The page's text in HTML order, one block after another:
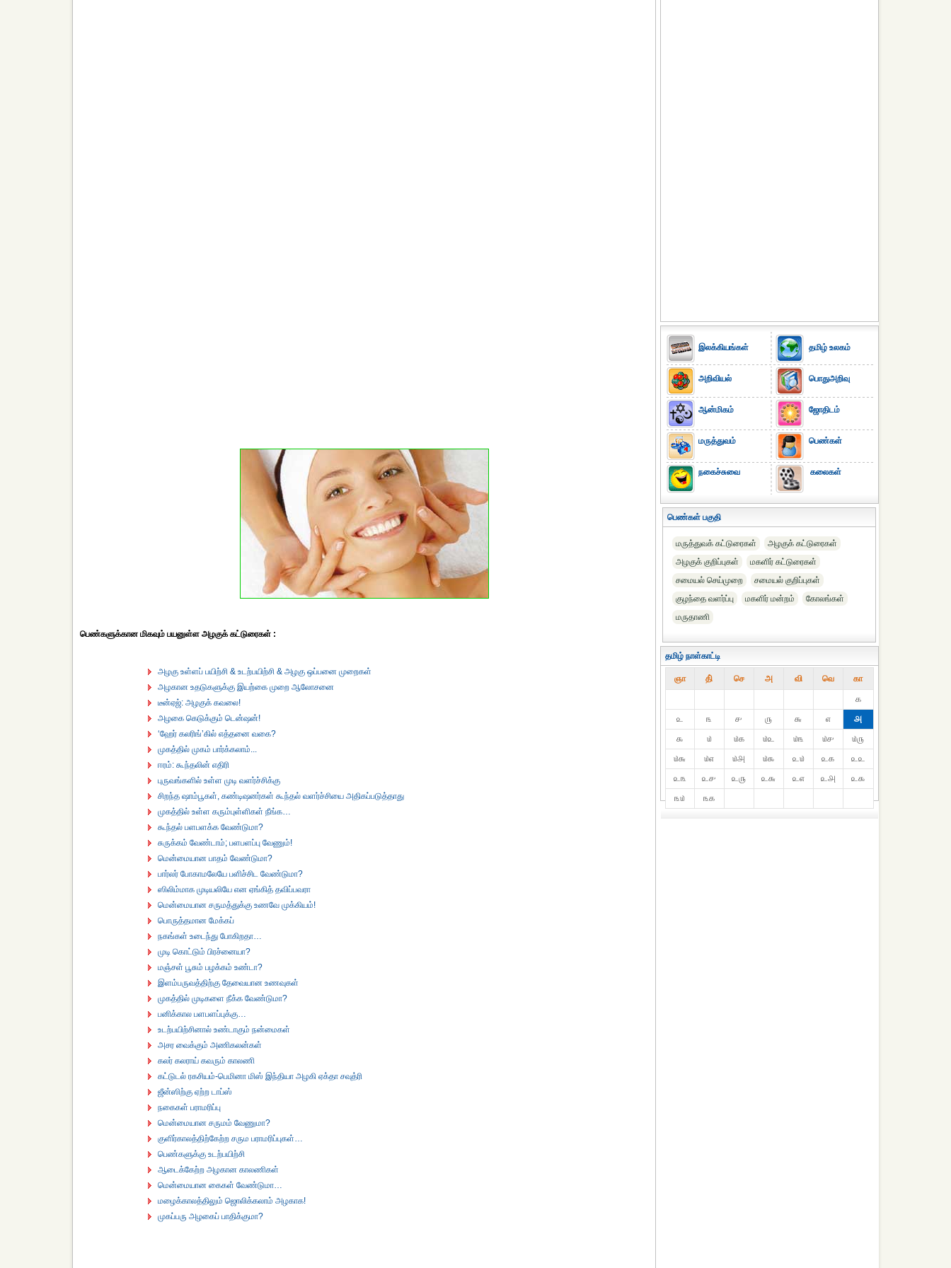
பெண்களுக்கான மிகவும் பயனுள்ள அழகுக் கட்டுரைகள் :
அழகு உள்ளப் பயிற்சி & உடற்பயிற்சி & அழகு ஒப்பனை முறைகள்
அழகான உதடுகளுக்கு இயற்கை முறை ஆலோசனை
டீன்ஏஜ்: அழகுக் கவலை!
அழகை கெடுக்கும் டென்ஷன்!
‘ஹேர் கலரிங்’கில் எத்தனை வகை?
முகத்தில் முகம் பார்க்கலாம்...
ஈரம்: கூந்தலின் எதிரி
புருவங்களில் உள்ள முடி வளர்ச்சிக்கு
சிறந்த ஷாம்பூகள், கண்டிஷனர்கள் கூந்தல் வளர்ச்சியை அதிகப்படுத்தாது
முகத்தில் உள்ள கரும்புள்ளிகள் நீங்க…
கூந்தல் பளபளக்க வேண்டுமா?
சுருக்கம் வேண்டாம்; பளபளப்பு வேணும்!
மென்மையான பாதம் வேண்டுமா?
பார்லர் போகாமலேயே பளிச்சிட வேண்டுமா?
ஸிலிம்மாக முடியலியே என ஏங்கித் தவிப்பவரா
மென்மையான சருமத்துக்கு உணவே முக்கியம்!
பொருத்தமான மேக்கப்
நகங்கள் உடைந்து போகிறதா…
முடி கொட்டும் பிரச்னையா?
மஞ்சள் பூசும் பழக்கம் உண்டா?
இளம்பருவத்திற்கு தேவையான உணவுகள்
முகத்தில் முடிகளை நீக்க வேண்டுமா?
பனிக்கால பளபளப்புக்கு…
உடற்பயிற்சினால் உண்டாகும் நன்மைகள்
அசர வைக்கும் அணிகலன்கள்
கலர் கலராய் கவரும் காலணி
கட்டுடல் ரகசியம்-பெமினா மிஸ் இந்தியா அழகி ஏக்தா சவுத்ரி
ஜீன்ஸிற்கு ஏற்ற டாப்ஸ்
நகைகள் பராமரிப்பு
மென்மையான சருமம் வேணுமா?
குளிர்காலத்திற்கேற்ற சரும பராமரிப்புகள்…
பெண்களுக்கு உடற்பயிற்சி
ஆடைக்கேற்ற அழகான காலணிகள்
மென்மையான கைகள் வேண்டுமா…
மழைக்காலத்திலும் ஜொலிக்கலாம் அழகாக!
முகப்பரு அழகைப் பாதிக்குமா?
இலக்கியங்கள்
அறிவியல்
ஆன்மிகம்
மருத்துவம்
நகைச்சுவை
தமிழ் உலகம்
பொதுஅறிவு
ஜோதிடம்
பெண்கள்
கலைகள்
பெண்கள் பகுதி
மருத்துவக் கட்டுரைகள்
அழகுக் கட்டுரைகள்
அழகுக் குறிப்புகள்
மகளிர் கட்டுரைகள்
சமையல் செய்முறை
சமையல் குறிப்புகள்
குழந்தை வளர்ப்பு
மகளிர் மன்றம்
கோலங்கள்
மருதாணி
தமிழ் நாள்காட்டி
ஞா தி் செ அ வி வெ கா
௧
௨
௩ ௪ ௫ ௬ ௭
௮
௯
௰ ௰௧ ௰௨ ௰௩ ௰௪
௰௫
௰௬
௰௭ ௰௮ ௰௯ ௨௰ ௨௧
௨௨
௨௩
௨௪ ௨௫ ௨௬ ௨௭ ௨௮
௨௯
௩௰
௩௧